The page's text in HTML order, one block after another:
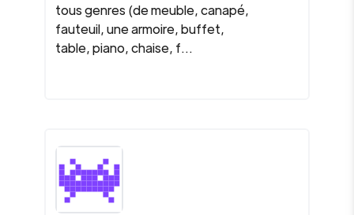
tous genres (de meuble, canapé,
fauteuil, une armoire, buffet,
table, piano, chaise, f...